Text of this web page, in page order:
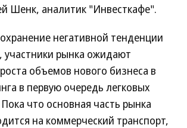
Шенк, аналитик "Инвесткафе".
негативной тенденции
участники рынка ожидают
объемов нового бизнеса в
в первую очередь легковых
что основная часть рынка
на коммерческий транспорт,